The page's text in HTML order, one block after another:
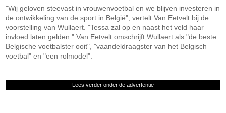
"Wij geloven steevast in vrouwenvoetbal en we blijven investeren in
de ontwikkeling van de sport in België", vertelt Van Eetvelt bij de
voorstelling van Wullaert. "Tessa zal op en naast het veld haar
invloed laten gelden." Van Eetvelt omschrijft Wullaert als "de beste
Belgische voetbalster ooit", "vaandeldraagster van het Belgisch
voetbal" en "een rolmodel".
Lees verder onder de advertentie